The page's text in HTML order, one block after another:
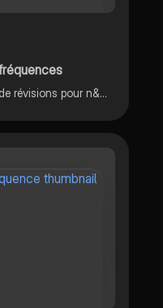
Si vous voulez plus de fiches de révisions pour n&#39;importe quel sujet, je le ferai ❤📚